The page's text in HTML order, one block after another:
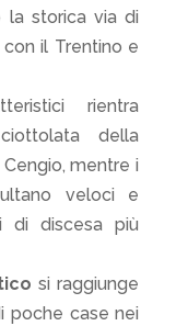
la storica via di
il Trentino e
rientra
della
mentre i
veloci e
di discesa più
si raggiunge
poche case nei